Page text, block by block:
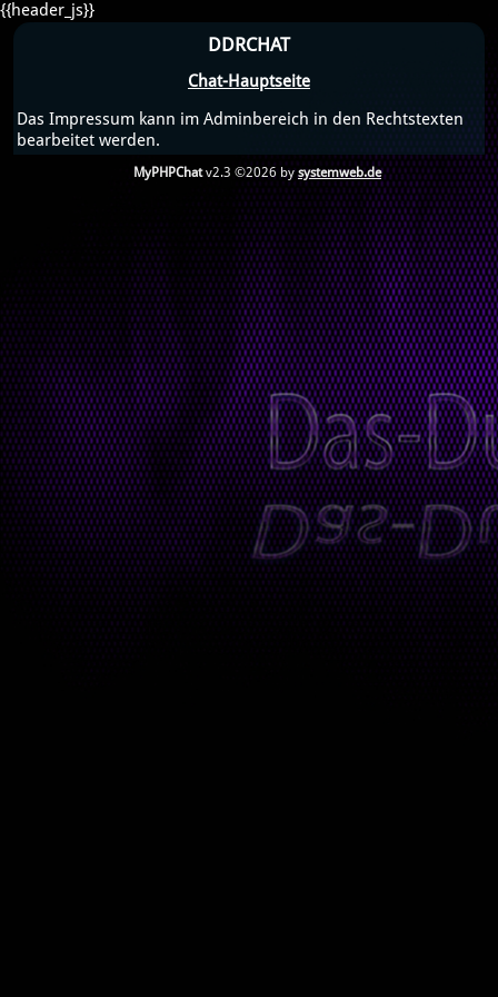
{{header_js}}
DDRCHAT
Chat-Hauptseite
Das Impressum kann im Adminbereich in den Rechtstexten
bearbeitet werden.
MyPHPChatv2.3 ©2026 bysystemweb.de